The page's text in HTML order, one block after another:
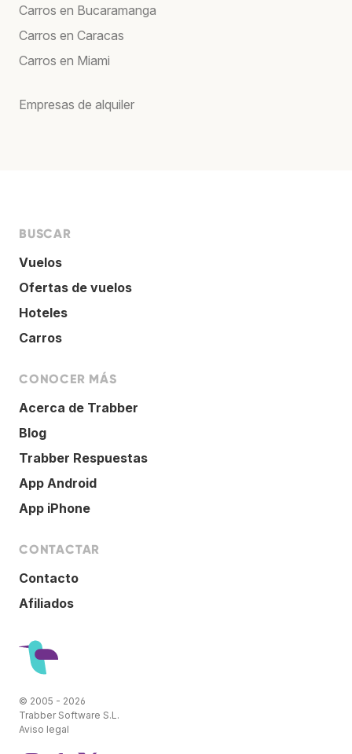
Carros en Bucaramanga
Carros en Caracas
Carros en Miami
Empresas de alquiler
BUSCAR
Vuelos
Ofertas de vuelos
Hoteles
Carros
CONOCER MÁS
Acerca de Trabber
Blog
Trabber Respuestas
App Android
App iPhone
CONTACTAR
Contacto
Afiliados
© 2005 - 2026
Trabber Software S.L.
Aviso legal